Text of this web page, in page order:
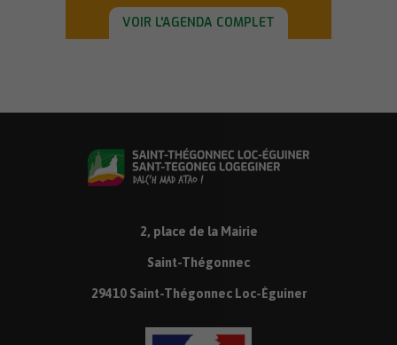
VOIR L'AGENDA COMPLET
2, place de la Mairie
Saint-Thégonnec
29410 Saint-Thégonnec Loc-Éguiner